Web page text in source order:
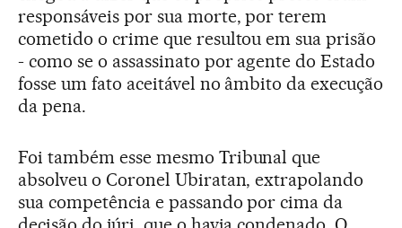
responsáveis por sua morte, por terem
cometido o crime que resultou em sua prisão
- como se o assassinato por agente do Estado
fosse um fato aceitável no âmbito da execução
da pena.
Foi também esse mesmo Tribunal que
absolveu o Coronel Ubiratan, extrapolando
sua competência e passando por cima da